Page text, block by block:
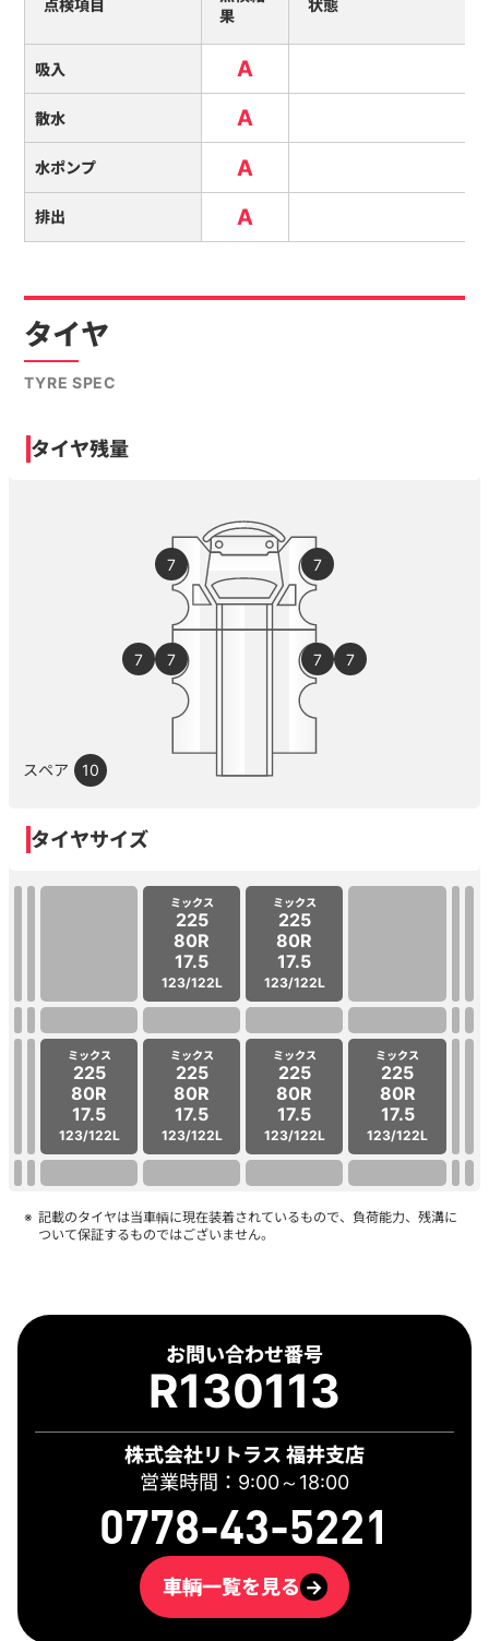
お問い合わせ番号
R130113
株式会社リトラス 福井支店
営業時間：9:00～18:00
0778-43-5221
車輌一覧を見る →
点検項目
果
状態
吸入 A
散水 A
水ポンプ A
排出 A
タイヤ
TYRE SPEC
タイヤ残量
7 7
7
7 7 7
スペア 10
タイヤサイズ
ミックス
225
80R
17.5
123/122L
ミックス
225
80R
17.5
123/122L
ミックス
225
80R
17.5
123/122L
ミックス
225
80R
17.5
123/122L
ミックス
225
80R
17.5
123/122L
ミックス
225
80R
17.5
123/122L
記載のタイヤは当車輌に現在装着されているもので、負荷能力、残溝に
ついて保証するものではございません。